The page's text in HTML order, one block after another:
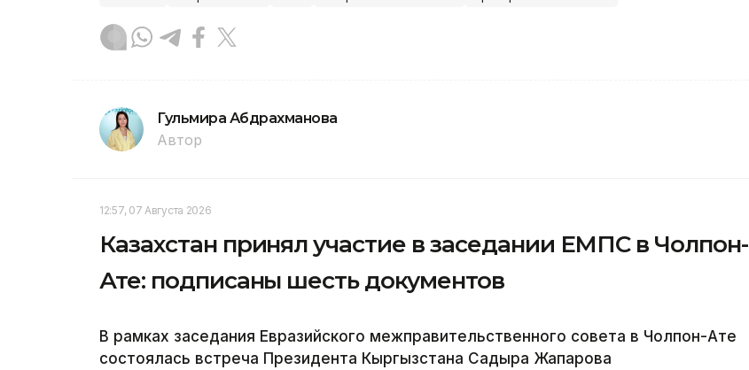
Гульмира Абдрахманова
Автор
12:57, 07 Августа 2026
Казахстан принял участие в заседании ЕМПС в Чолпон-
Ате: подписаны шесть документов
В рамках заседания Евразийского межправительственного совета в Чолпон-Ате
состоялась встреча Президента Кыргызстана Садыра Жапарова